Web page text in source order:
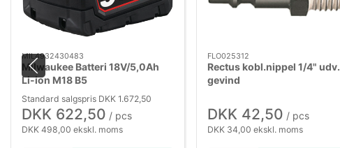
MIL4932430483
Milwaukee Batteri 18V/5,0Ah
Li-ion M18 B5
Standard salgspris DKK 1.672,50
DKK 622,50 / pcs
DKK 498,00 ekskl. moms
FLO025312
Rectus kobl.nippel 1/4" udv.
gevind
DKK 42,50 / pcs
DKK 34,00 ekskl. moms